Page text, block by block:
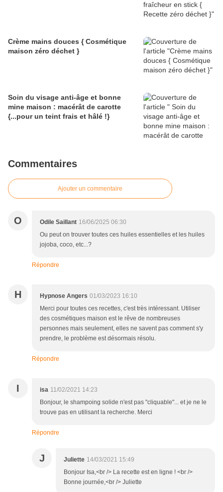
Crème mains douces { Cosmétique
maison zéro déchet }
Soin du visage anti-âge et bonne
mine maison : macérât de carotte
{...pour un teint frais et hâlé !}
Commentaires
Ajouter un commentaire
O Odile Saillant 16/06/2025 06:30
Ou peut on trouver toutes ces huiles essentielles et les huiles
jojoba, coco, etc...?
Répondre
H Hypnose Angers 01/03/2023 16:10
Merci pour toutes ces recettes, c'est très intéressant. Utiliser
des cosmétiques maison est le rêve de nombreuses
personnes mais seulement, elles ne savent pas comment s'y
prendre, le problème est désormais résolu.
Répondre
I isa 11/02/2021 14:23
Bonjour, le shampoing solide n'est pas "cliquable"... et je ne le
trouve pas en utilisant la recherche. Merci
Répondre
J Juliette 14/03/2021 15:49
Bonjour Isa,<br /> La recette est en ligne ! <br />
Bonne journée,<br /> Juliette